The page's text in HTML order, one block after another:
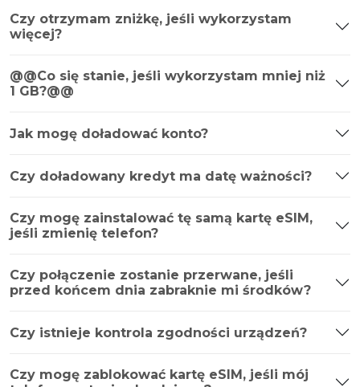
Czy otrzymam zniżkę, jeśli wykorzystam
więcej?
@@Co się stanie, jeśli wykorzystam mniej niż
1 GB?@@
Jak mogę doładować konto?
Czy doładowany kredyt ma datę ważności?
Czy mogę zainstalować tę samą kartę eSIM,
jeśli zmienię telefon?
Czy połączenie zostanie przerwane, jeśli
przed końcem dnia zabraknie mi środków?
Czy istnieje kontrola zgodności urządzeń?
Czy mogę zablokować kartę eSIM, jeśli mój